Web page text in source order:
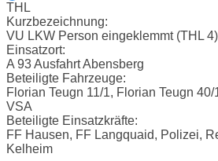
THL
Kurzbezeichnung:
VU LKW Person eingeklemmt (THL 4)
Einsatzort:
A 93 Ausfahrt Abensberg
Beteiligte Fahrzeuge:
Florian Teugn 11/1, Florian Teugn
VSA
Beteiligte Einsatzkräfte:
FF Hausen, FF Langquaid, Polizei,
Kelheim